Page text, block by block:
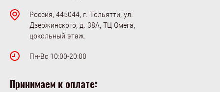
Россия, 445044, г. Тольятти, ул.
Дзержинского, д. 38А, ТЦ Омега,
цокольный этаж.
Пн-Вс 10:00-20:00
Принимаем к оплате: